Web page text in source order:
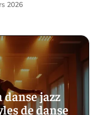
2026
jazz
de danse